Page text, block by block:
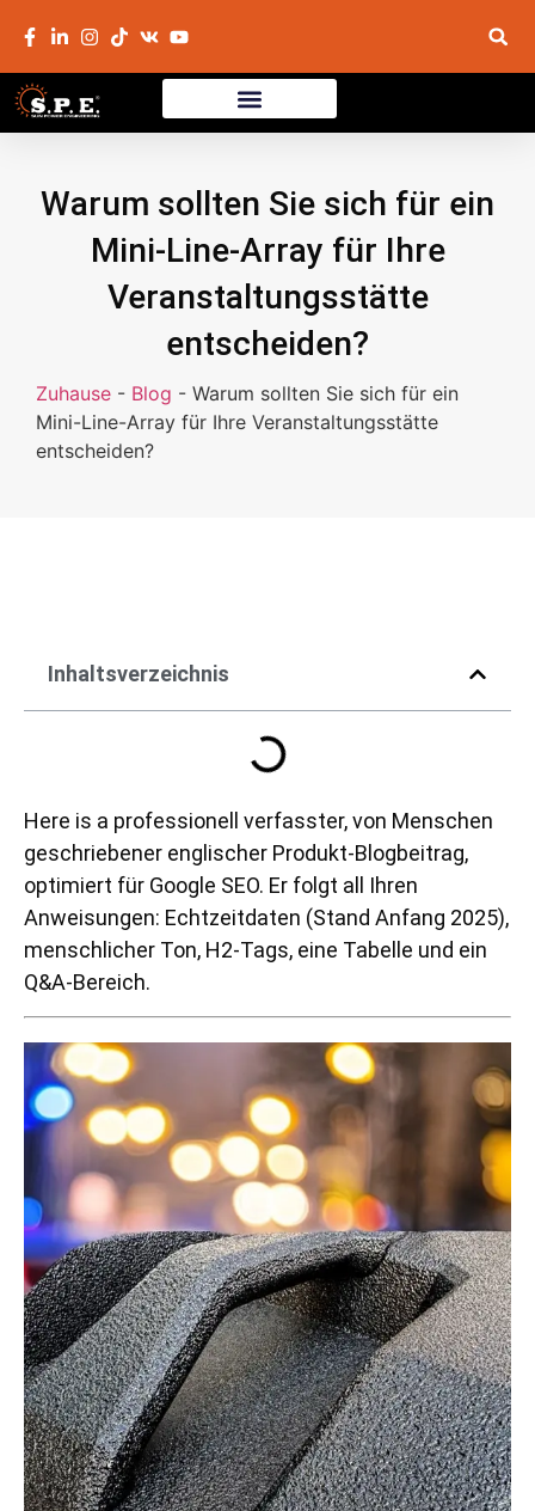
Warum sollten Sie sich für ein
Mini-Line-Array für Ihre
Veranstaltungsstätte
entscheiden?
Zuhause - Blog - Warum sollten Sie sich für ein
Mini-Line-Array für Ihre Veranstaltungsstätte
entscheiden?
Here is a professionell verfasster, von Menschen
geschriebener englischer Produkt-Blogbeitrag,
optimiert für Google SEO. Er folgt all Ihren
Anweisungen: Echtzeitdaten (Stand Anfang 2025),
menschlicher Ton, H2-Tags, eine Tabelle und ein
Q&A-Bereich.
Inhaltsverzeichnis